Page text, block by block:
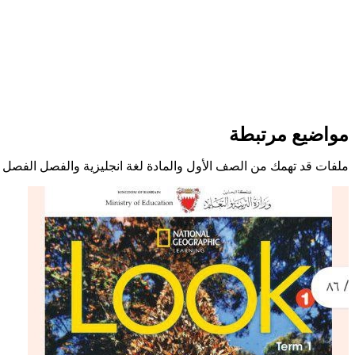
مواضيع مرتبطة
ملفات قد تهمك من الصف الأول والمادة لغة انجليزية والفصل الفصل